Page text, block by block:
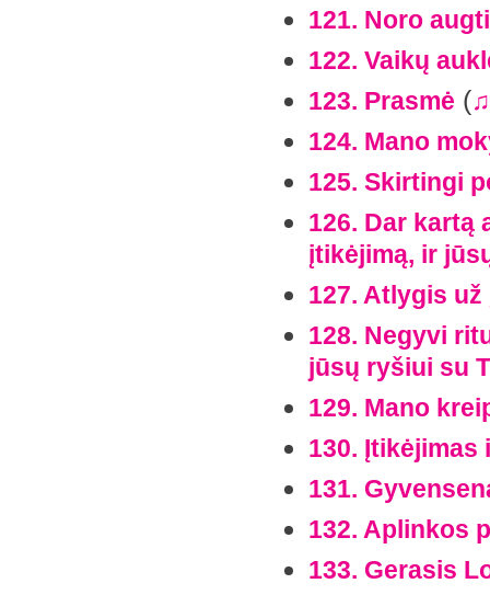
121. Noro
122. Vaikų
123. Prasmė (
124. Mano
125. Skirtingi
126. Dar kartą
įtikėjimą, ir
127. Atlygis
128. Negyvi
jūsų ryšiui su
129. Mano
130. Įtikėjimas
131.
132. Aplinkos
133. Gerasis